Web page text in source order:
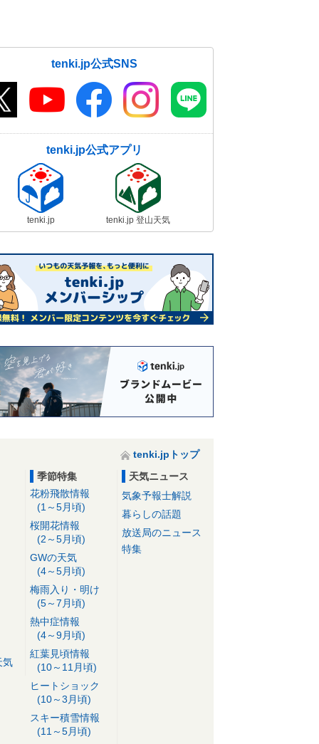
tenki.jp公式SNS
tenki.jp公式アプリ
tenki.jp tenki.jp 登山天気
tenki.jpトップ
気
季節特集
花粉飛散情報
(1～5月頃)
桜開花情報
(2～5月頃)
GWの天気
(4～5月頃)
梅雨入り・明け
(5～7月頃)
熱中症情報
(4～9月頃)
紅葉見頃情報
(10～11月頃)
ヒートショック
(10～3月頃)
スキー積雪情報
(11～5月頃)
天気ニュース
気象予報士解説
暮らしの話題
放送局のニュース
特集